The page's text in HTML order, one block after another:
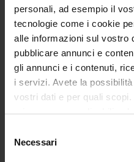
personali, ad esempio il
tecnologie come i cookie
alle informazioni sul vostro
pubblicare annunci e
gli annunci e i contenuti,
i servizi. Avete la
vostri dati e per quali
privacy sono applicabili
modificare o revocare il
momento dalla
delNecessari
12/GIUR-06
amministrativo e
pubblico
GIUR-06/
Diritto
e
internazionale